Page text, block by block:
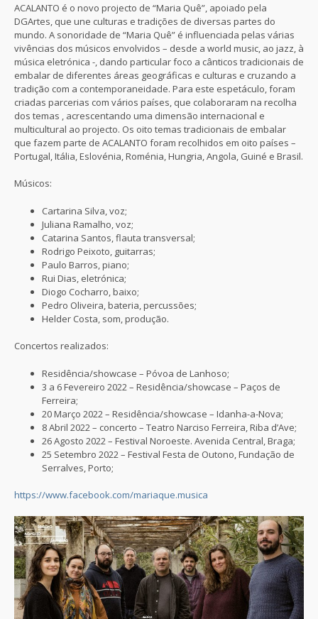
ACALANTO é o novo projecto de “Maria Quê”, apoiado pela
DGArtes, que une culturas e tradições de diversas partes do
mundo. A sonoridade de “Maria Quê” é influenciada pelas várias
vivências dos músicos envolvidos – desde a world music, ao jazz, à
música eletrónica -, dando particular foco a cânticos tradicionais de
embalar de diferentes áreas geográficas e culturas e cruzando a
tradição com a contemporaneidade. Para este espetáculo, foram
criadas parcerias com vários países, que colaboraram na recolha
dos temas , acrescentando uma dimensão internacional e
multicultural ao projecto. Os oito temas tradicionais de embalar
que fazem parte de ACALANTO foram recolhidos em oito países –
Portugal, Itália, Eslovénia, Roménia, Hungria, Angola, Guiné e Brasil.
Músicos:
Cartarina Silva, voz;
Juliana Ramalho, voz;
Catarina Santos, flauta transversal;
Rodrigo Peixoto, guitarras;
Paulo Barros, piano;
Rui Dias, eletrónica;
Diogo Cocharro, baixo;
Pedro Oliveira, bateria, percussões;
Helder Costa, som, produção.
Concertos realizados:
Residência/showcase – Póvoa de Lanhoso;
3 a 6 Fevereiro 2022 – Residência/showcase – Paços de
Ferreira;
20 Março 2022 – Residência/showcase – Idanha-a-Nova;
8 Abril 2022 – concerto – Teatro Narciso Ferreira, Riba d’Ave;
26 Agosto 2022 – Festival Noroeste. Avenida Central, Braga;
25 Setembro 2022 – Festival Festa de Outono, Fundação de
Serralves, Porto;
https://www.facebook.com/mariaque.musica